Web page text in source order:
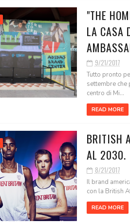
"THE
LA CASA
9/21/2017
Tutto pronto
settembre
centro di Mi...
READ MORE
BRITISH
AL 2030.
8/21/2017
Il brand
con la British
READ MORE